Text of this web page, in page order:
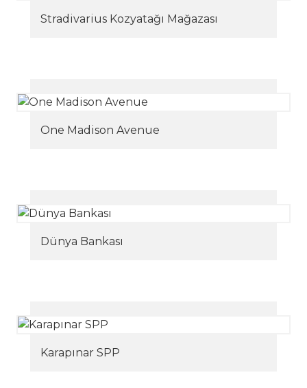
Stradivarius Kozyatağı Mağazası
One Madison Avenue
Dünya Bankası
Karapınar SPP